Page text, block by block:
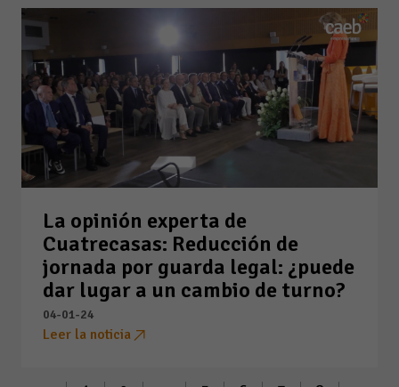
La opinión experta de
Cuatrecasas: Reducción de
jornada por guarda legal: ¿puede
dar lugar a un cambio de turno?
04-01-24
Leer la noticia